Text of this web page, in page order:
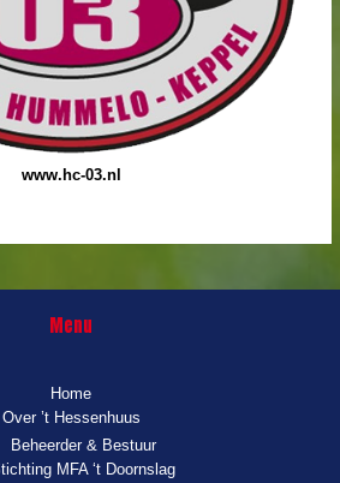
www.hc-03.nl
Menu
Home
Over ’t Hessenhuus
Beheerder & Bestuur
MFA ‘t Doornslag